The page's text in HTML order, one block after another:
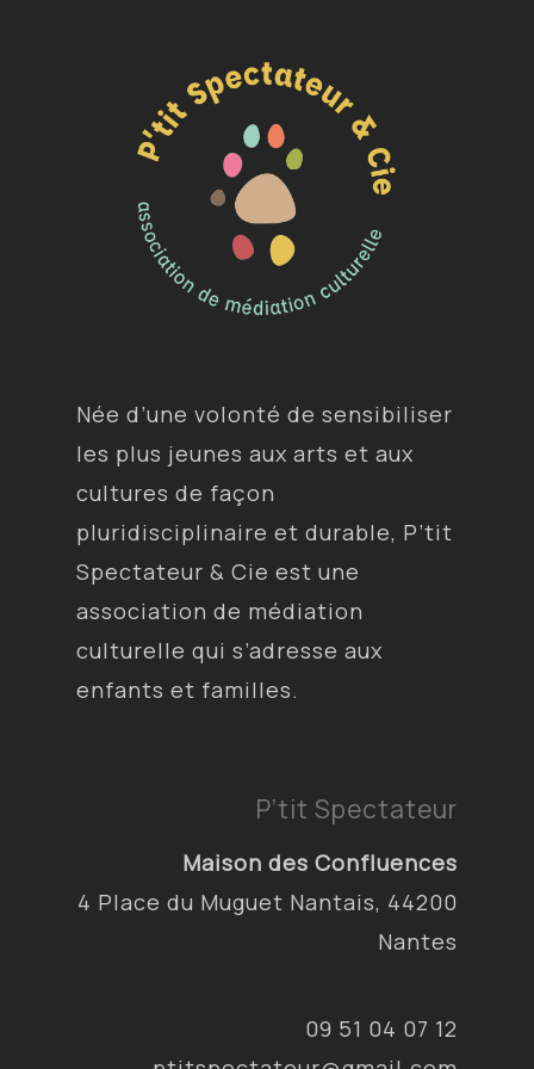
Née d’une volonté de sensibiliser
les plus jeunes aux arts et aux
cultures de façon
pluridisciplinaire et durable, P’tit
Spectateur & Cie est une
association de médiation
culturelle qui s’adresse aux
enfants et familles.
P’tit Spectateur
Maison des Confluences
4 Place du Muguet Nantais, 44200
Nantes
09 51 04 07 12